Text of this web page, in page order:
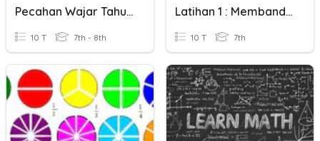
Pecahan Wajar Tahun 2-Cg Rizal
10 T 7th - 8th
Latihan 1 : Membandingkan Pecahan
10 T 7th